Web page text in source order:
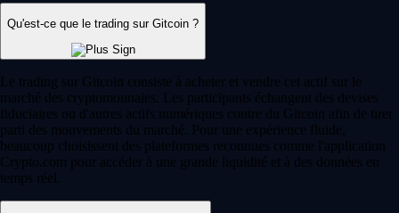
Qu'est-ce que le trading sur Gitcoin ?
Le trading sur Gitcoin consiste à acheter et vendre cet actif sur le
marché des cryptomonnaies. Les participants échangent des devises
fiduciaires ou d'autres actifs numériques contre du Gitcoin afin de tirer
parti des mouvements du marché. Pour une expérience fluide,
beaucoup choisissent des plateformes reconnues comme l'application
Crypto.com pour accéder à une grande liquidité et à des données en
temps réel.